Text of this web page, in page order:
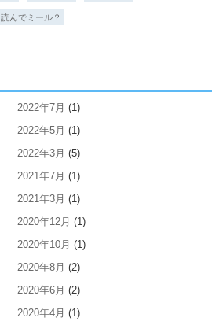
読んでミール？
2022年7月 (1)
2022年5月 (1)
2022年3月 (5)
2021年7月 (1)
2021年3月 (1)
2020年12月 (1)
2020年10月 (1)
2020年8月 (2)
2020年6月 (2)
2020年4月 (1)